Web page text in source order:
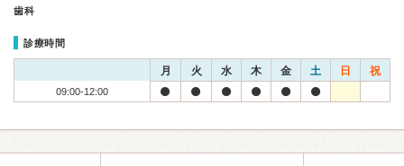
歯科
診療時間
月 火 水 木 金 土 日 祝
09:00-12:00